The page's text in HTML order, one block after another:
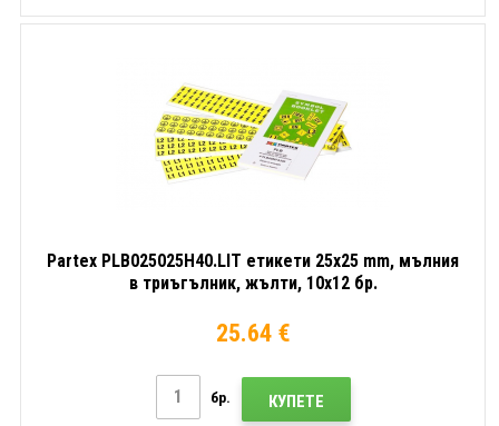
Partex PLB025025H40.LIT етикети 25x25 mm, мълния
в триъгълник, жълти, 10x12 бр.
25.64 €
бр. КУПЕТЕ